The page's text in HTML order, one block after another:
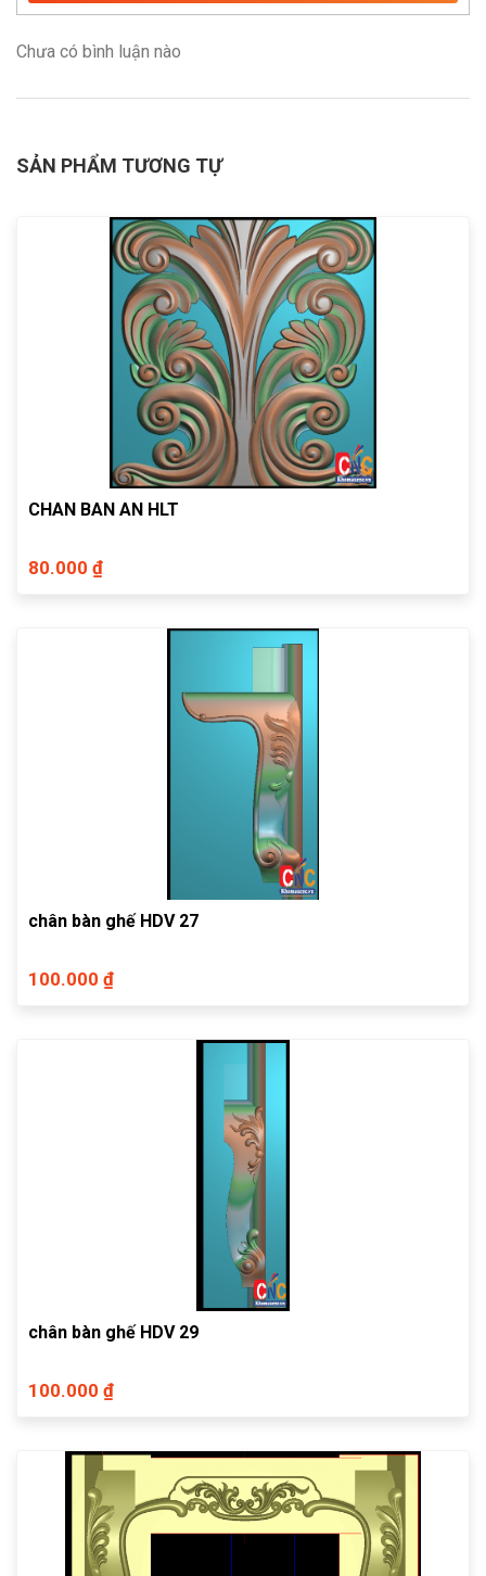
Chưa có bình luận nào
SẢN PHẨM TƯƠNG TỰ
CHAN BAN AN HLT
80.000 ₫
chân bàn ghế HDV 27
100.000 ₫
chân bàn ghế HDV 29
100.000 ₫